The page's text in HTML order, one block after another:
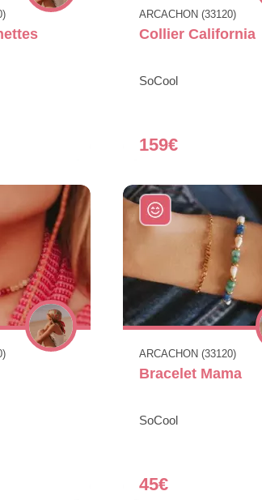
ARCACHON (33120)
Collier California
SoCool
159€
ARCACHON (33120)
Bracelet Mama
SoCool
45€